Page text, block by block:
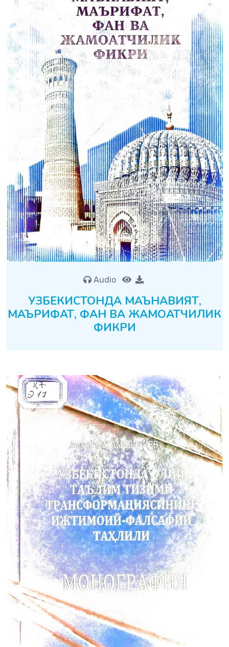
Audio
УЗБЕКИСТОНДА МАЪНАВИЯТ,
МАЪРИФАТ, ФАН ВА ЖАМОАТЧИЛИК
ФИКРИ